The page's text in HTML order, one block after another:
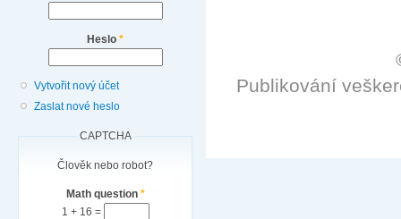
Heslo *
Vytvořit nový účet
Zaslat nové heslo
CAPTCHA
Člověk nebo robot?
Math question *
1 + 16 =
Publikování